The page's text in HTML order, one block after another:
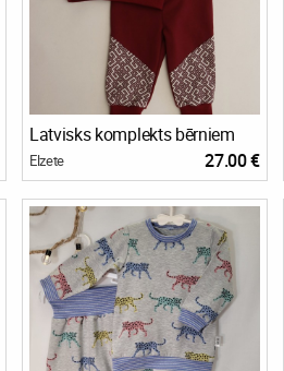
Latvisks komplekts bērniem
Elzete 27.00 €